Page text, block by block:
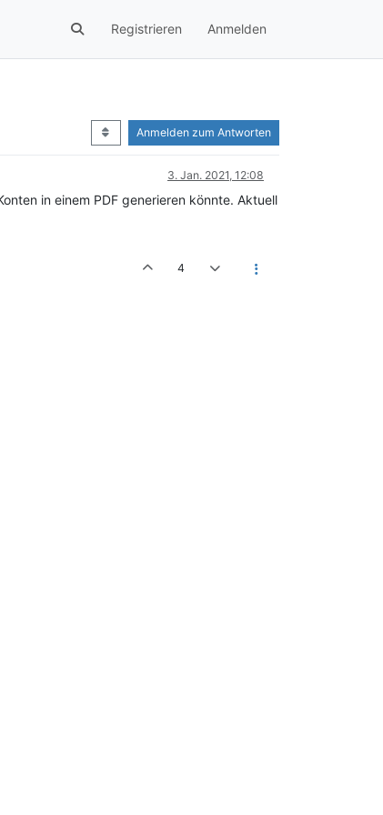
Registrieren Anmelden
Anmelden zum Antworten
3. Jan. 2021, 12:08
in einem PDF generieren könnte. Aktuell
4